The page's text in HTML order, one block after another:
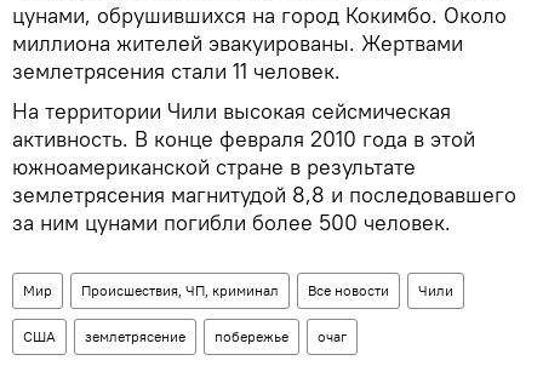
цунами, обрушившихся на город Кокимбо. Около
миллиона жителей эвакуированы. Жертвами
землетрясения стали 11 человек.
На территории Чили высокая сейсмическая
активность. В конце февраля 2010 года в этой
южноамериканской стране в результате
землетрясения магнитудой 8,8 и последовавшего
за ним цунами погибли более 500 человек.
Мир Происшествия, ЧП, криминал Все новости Чили
США землетрясение побережье очаг